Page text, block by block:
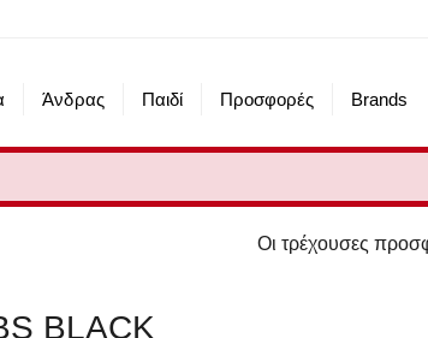
Άνδρας Παιδί Προσφορές Brands
Οι τρέχουσες προσφορές του eshop
BLACK